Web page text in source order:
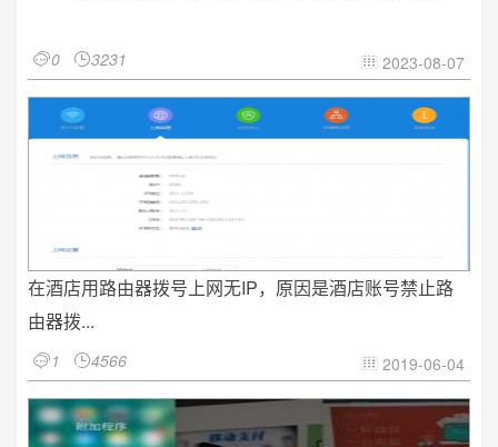
0 3231  2023-08-07
在酒店用路由器拨号上网无IP，原因是酒店账号禁止路
由器拨...
1 4566  2019-06-04